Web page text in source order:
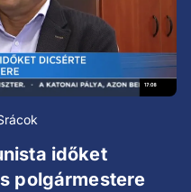
időket
polgármestere